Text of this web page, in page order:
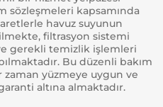
sözleşmeleri kapsamında
havuz suyunun
filtrasyon sistemi
gerekli temizlik işlemleri
Bu düzenli bakım
zaman yüzmeye uygun ve
altına almaktadır.